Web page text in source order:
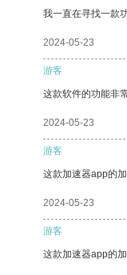
我一直在寻找一款
2024-05-23
游客
这款软件的功能非
2024-05-23
游客
这款加速器app的
2024-05-23
游客
这款加速器app的